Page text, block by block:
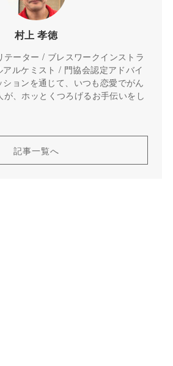
村上 孝徳
ーター / ブレスワークインストラ
ルケミスト / 門協会認定アドバイ
ョンを通じて、いつも恋愛でがん
が、ホッとくつろげるお手伝いをし
記事一覧へ